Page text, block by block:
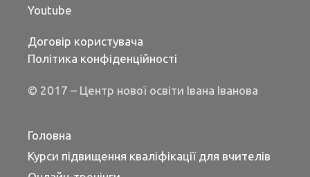
Youtube
Договір користувача
Політика конфіденційності
© 2017 – Центр нової освіти Івана Іванова
Головна
Курси підвищення кваліфікації для вчителів